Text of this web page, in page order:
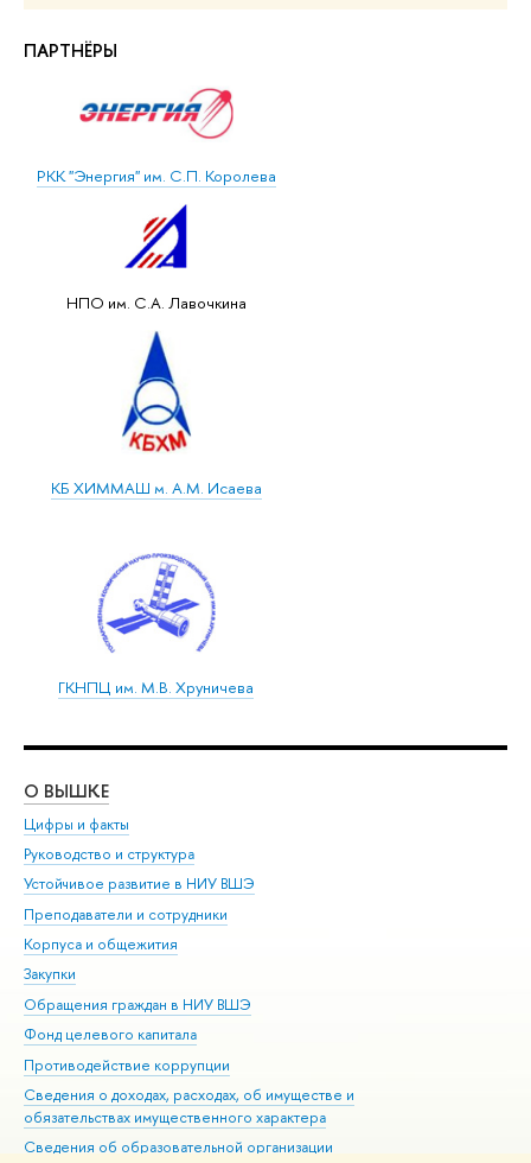
ПАРТНЁРЫ
РКК "Энергия" им. С.П. Королева
НПО им. С.А. Лавочкина
КБ ХИММАШ м. А.М. Исаева
ГКНПЦ им. М.В. Хруничева
О ВЫШКЕ
Цифры и факты
Руководство и структура
Устойчивое развитие в НИУ ВШЭ
Преподаватели и сотрудники
Корпуса и общежития
Закупки
Обращения граждан в НИУ ВШЭ
Фонд целевого капитала
Противодействие коррупции
Сведения о доходах, расходах, об имуществе и
обязательствах имущественного характера
Сведения об образовательной организации